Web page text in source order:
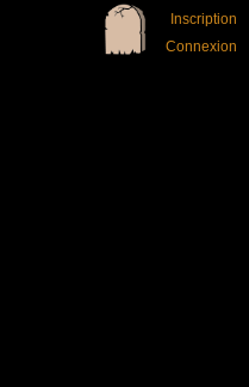
Inscription
Connexion